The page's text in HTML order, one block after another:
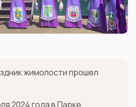
жимолости прошел
2024 года в Парке